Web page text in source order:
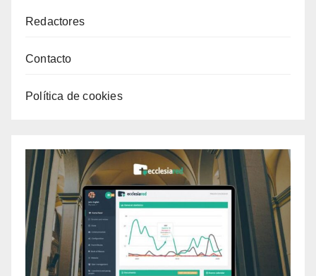
Redactores
Contacto
Política de cookies